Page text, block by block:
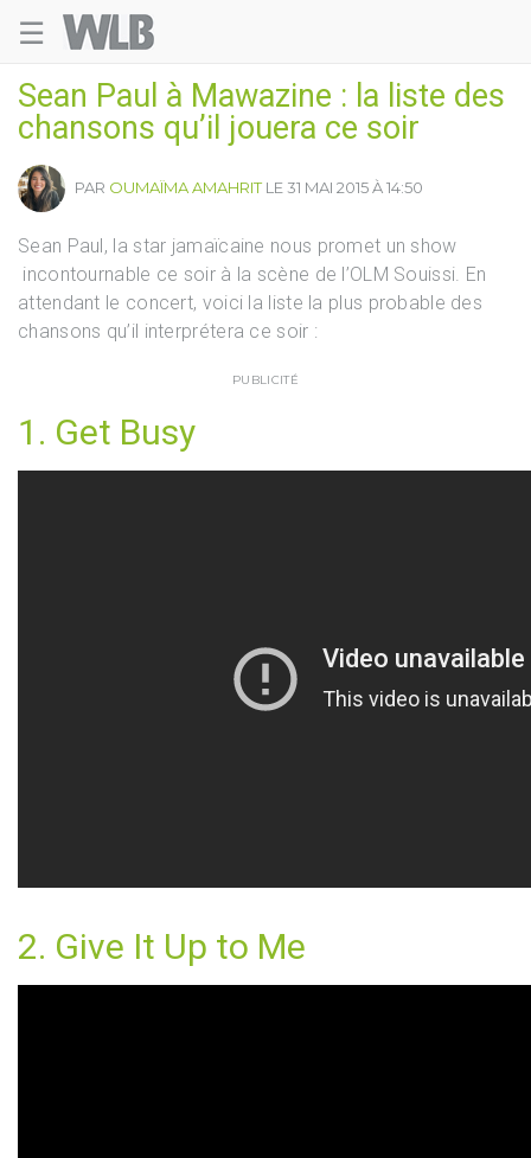
☰
Sean Paul à Mawazine : la liste des
chansons qu’il jouera ce soir
PAR OUMAÏMA AMAHRITLE 31 MAI 2015 À 14:50
Sean Paul, la star jamaïcaine nous promet un show
incontournable ce soir à la scène de l’OLM Souissi. En
attendant le concert, voici la liste la plus probable des
chansons qu’il interprétera ce soir :
PUBLICITÉ
1. Get Busy
2. Give It Up to Me